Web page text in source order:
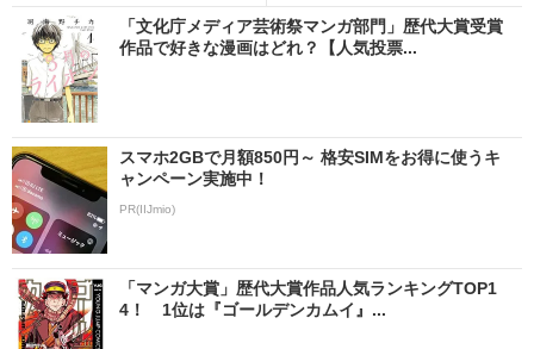
「文化庁メディア芸術祭マンガ部門」歴代大賞受賞
作品で好きな漫画はどれ？【人気投票...
スマホ2GBで月額850円～ 格安SIMをお得に使うキ
ャンペーン実施中！
PR(IIJmio)
「マンガ大賞」歴代大賞作品人気ランキングTOP1
4！ 1位は『ゴールデンカムイ』...